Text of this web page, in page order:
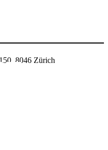
8046 Zürich